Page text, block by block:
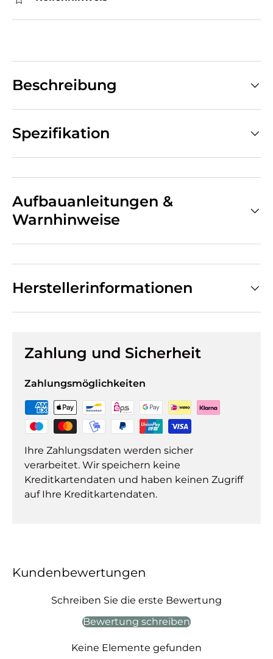
Beschreibung
Spezifikation
Aufbauanleitungen &
Warnhinweise
Herstellerinformationen
Zahlung und Sicherheit
Zahlungsmöglichkeiten
Ihre Zahlungsdaten werden sicher
verarbeitet. Wir speichern keine
Kreditkartendaten und haben keinen Zugriff
auf Ihre Kreditkartendaten.
Kundenbewertungen
Schreiben Sie die erste Bewertung
Bewertung schreiben
Keine Elemente gefunden